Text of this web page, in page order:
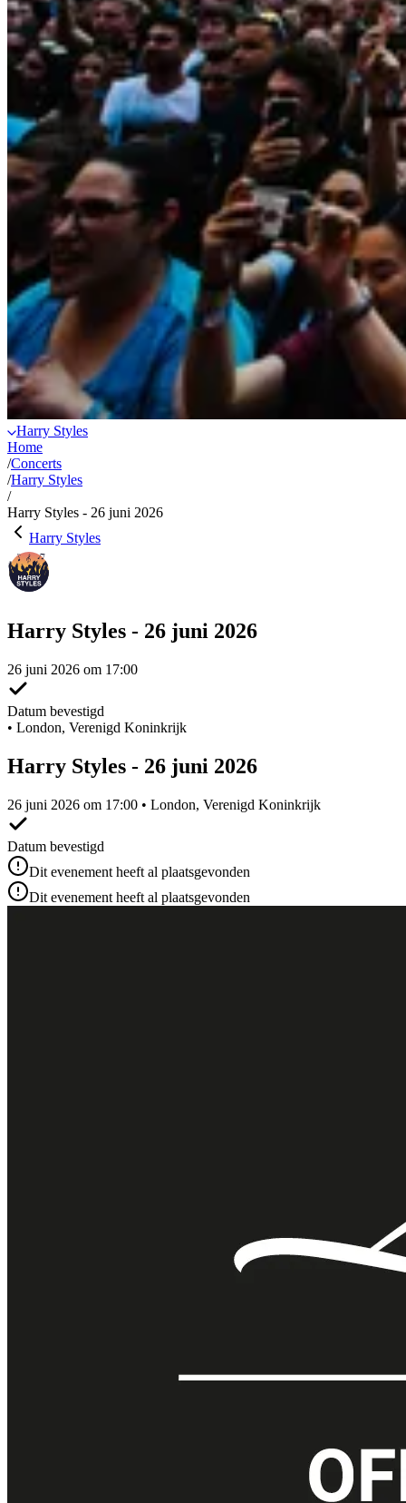
Harry Styles
Home
/Concerts
/Harry Styles
/
Harry Styles - 26 juni 2026
Harry Styles
Harry Styles - 26 juni 2026
26 juni 2026 om 17:00
Datum bevestigd
• London, Verenigd Koninkrijk
Harry Styles - 26 juni 2026
26 juni 2026 om 17:00 • London, Verenigd Koninkrijk
Datum bevestigd
Dit evenement heeft al plaatsgevonden
Dit evenement heeft al plaatsgevonden